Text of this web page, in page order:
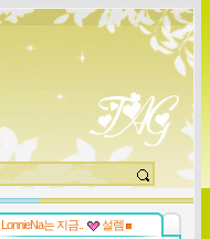
LonnieNa는 지금..
설렘